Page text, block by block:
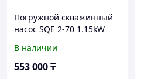
Погружной скважинный
насос SQE 2-70 1.15kW
В наличии
553 000₸